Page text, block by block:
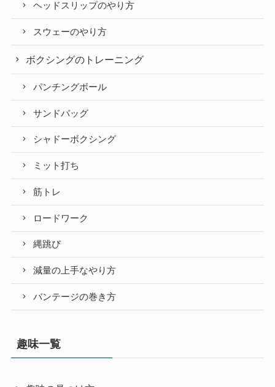
ヘッドスリップのやり方
スウェーのやり方
ボクシングのトレーニング
パンチングボール
サンドバッグ
シャドーボクシング
ミット打ち
筋トレ
ロードワーク
縄跳び
減量の上手なやり方
バンテージの巻き方
趣味一覧